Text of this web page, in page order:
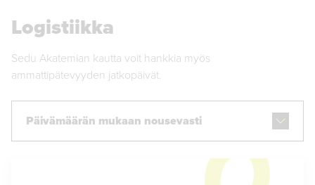
Logistiikka
Sedu Akatemian kautta voit hankkia myös
ammattipätevyyden jatkopäivät.
Päivämäärän mukaan nousevasti